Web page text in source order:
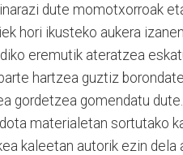
dute momotxorroak
hori ikusteko aukera
eremutik ateratzea
hartzea guztiz
gordetzea gomendatu
materialetan sortutako
kaleetan autorik ezin dela